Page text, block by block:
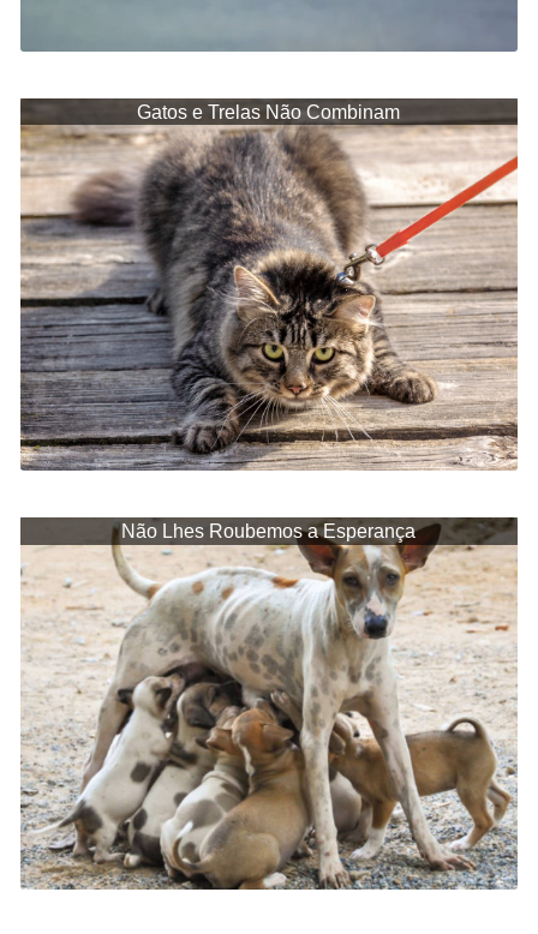
Gatos e Trelas Não Combinam
Não Lhes Roubemos a Esperança